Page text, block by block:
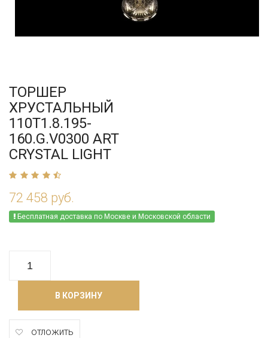
ТОРШЕР
ХРУСТАЛЬНЫЙ
110T1.8.195-
160.G.V0300 ART
CRYSTAL LIGHT
72 458 руб.
Бесплатная доставка по Москве и Московской области
В КОРЗИНУ
отложить